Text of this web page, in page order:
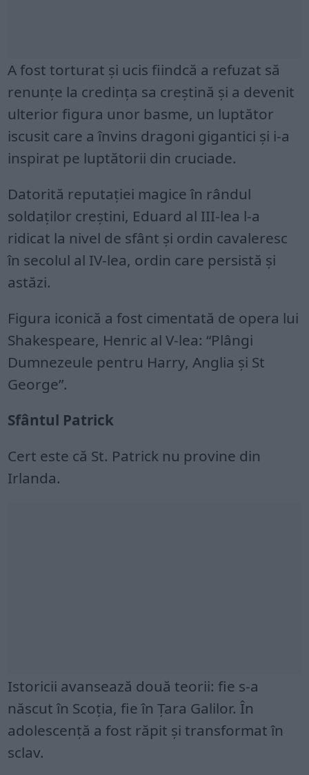
A fost torturat și ucis fiindcă a refuzat să
renunțe la credința sa creștină și a devenit
ulterior figura unor basme, un luptător
iscusit care a învins dragoni gigantici și i-a
inspirat pe luptătorii din cruciade.
Datorită reputației magice în rândul
soldaților creștini, Eduard al III-lea l-a
ridicat la nivel de sfânt și ordin cavaleresc
în secolul al IV-lea, ordin care persistă și
astăzi.
Figura iconică a fost cimentată de opera lui
Shakespeare, Henric al V-lea: “Plângi
Dumnezeule pentru Harry, Anglia și St
George”.
Sfântul Patrick
Cert este că St. Patrick nu provine din
Irlanda.
Istoricii avansează două teorii: fie s-a
născut în Scoția, fie în Țara Galilor. În
adolescență a fost răpit și transformat în
sclav.